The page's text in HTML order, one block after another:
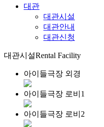
대관
대관시설
대관안내
대관신청
대관시설Rental Facility
아이들극장 외경
아이들극장 로비1
아이들극장 로비2